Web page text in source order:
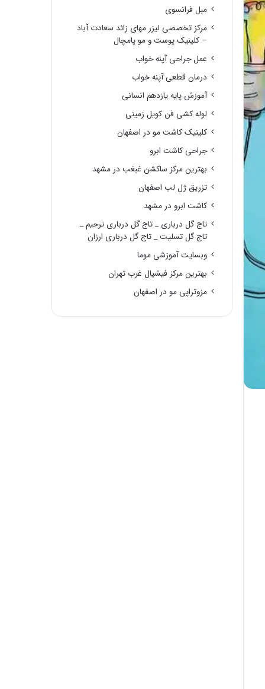
مبل فرانسوی
مرکز تخصصی لیزر مهای زائد سعادت آباد
– کلینیک پوست و مو پامچال
عمل جراحی آپنه خواب
درمان قطعی آپنه خواب
آموزش پایه یازدهم انسانی
لوله کشی فن کویل زمینی
کلینیک کاشت مو در اصفهان
جراحی کاشت ابرو
بهترین مرکز ساکشن غبغب در مشهد
تزریق ژل لب اصفهان
کاشت ابرو در مشهد
تاج گل درباری _ تاج گل درباری ترحیم _
تاج گل تسلیت _ تاج گل درباری ارزان
وبسایت آموزشی موما
بهترین مرکز فیشیال غرب تهران
مزوتراپی مو در اصفهان